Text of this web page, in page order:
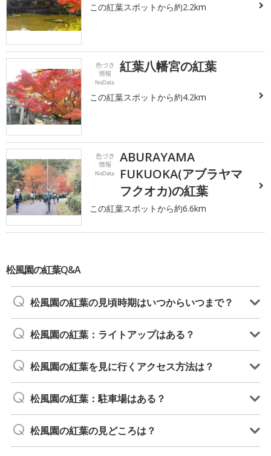
この紅葉スポットから約2.2km
紅葉八幡宮の紅葉
この紅葉スポットから約4.2km
ABURAYAMA
FUKUOKA(アブラヤマ
フクオカ)の紅葉
この紅葉スポットから約6.6km
松風園の紅葉Q&A
松風園の紅葉の見頃時期はいつからいつまで？
松風園の紅葉：ライトアップはある？
松風園の紅葉を見に行くアクセス方法は？
松風園の紅葉：駐車場はある？
松風園の紅葉の見どころは？